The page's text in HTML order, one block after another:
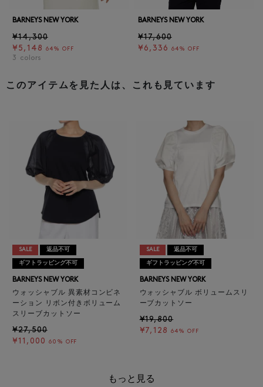
BARNEYS NEW YORK
¥14,300
¥5,148
64% OFF
3 colors
BARNEYS NEW YORK
¥17,600
¥6,336
64% OFF
このアイテムを見た人は、これも見ています
SALE 返品不可
ギフトラッピング不可
BARNEYS NEW YORK
ウォッシャブル 異素材コンビネ
ーション リボン付きボリューム
スリーブカットソー
¥27,500
¥11,000
60% OFF
SALE 返品不可
ギフトラッピング不可
BARNEYS NEW YORK
ウォッシャブル ボリュームスリ
ーブカットソー
¥19,800
¥7,128
64% OFF
もっと見る